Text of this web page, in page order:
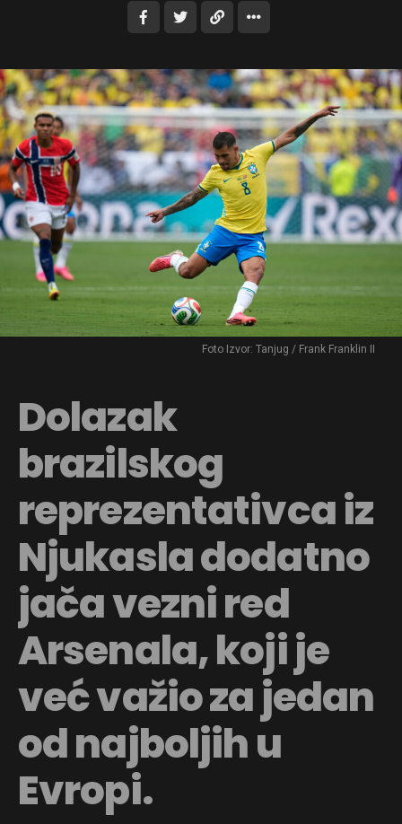
Foto Izvor: Tanjug / Frank Franklin II
Dolazak
brazilskog
reprezentativca iz
Njukasla dodatno
jača vezni red
Arsenala, koji je
već važio za jedan
od najboljih u
Evropi.